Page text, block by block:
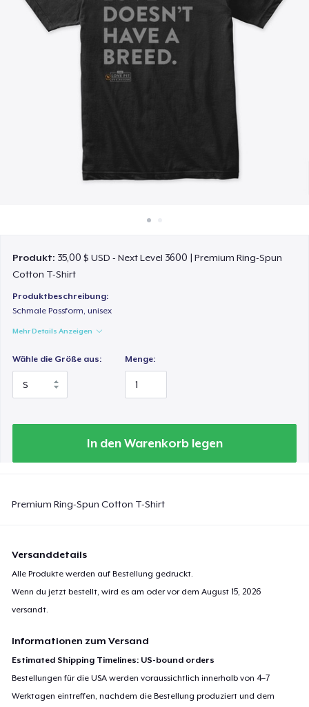
Überall verkaufen
Etwas verkaufen
Produkt: 35,00 $ USD - Next Level 3600 | Premium Ring-Spun
Cotton T-Shirt
Produktbeschreibung:
Schmale Passform, unisex
Mehr Details Anzeigen
Wähle die Größe aus: Menge:
In den Warenkorb legen
Premium Ring-Spun Cotton T-Shirt
Versanddetails
Alle Produkte werden auf Bestellung gedruckt.
Wenn du jetzt bestellt, wird es am oder vor demAugust 15, 2026
versandt.
Informationen zum Versand
Estimated Shipping Timelines: US-bound orders
Bestellungen für die USA werden voraussichtlich innerhalb von 4–7
Werktagen eintreffen, nachdem die Bestellung produziert und dem